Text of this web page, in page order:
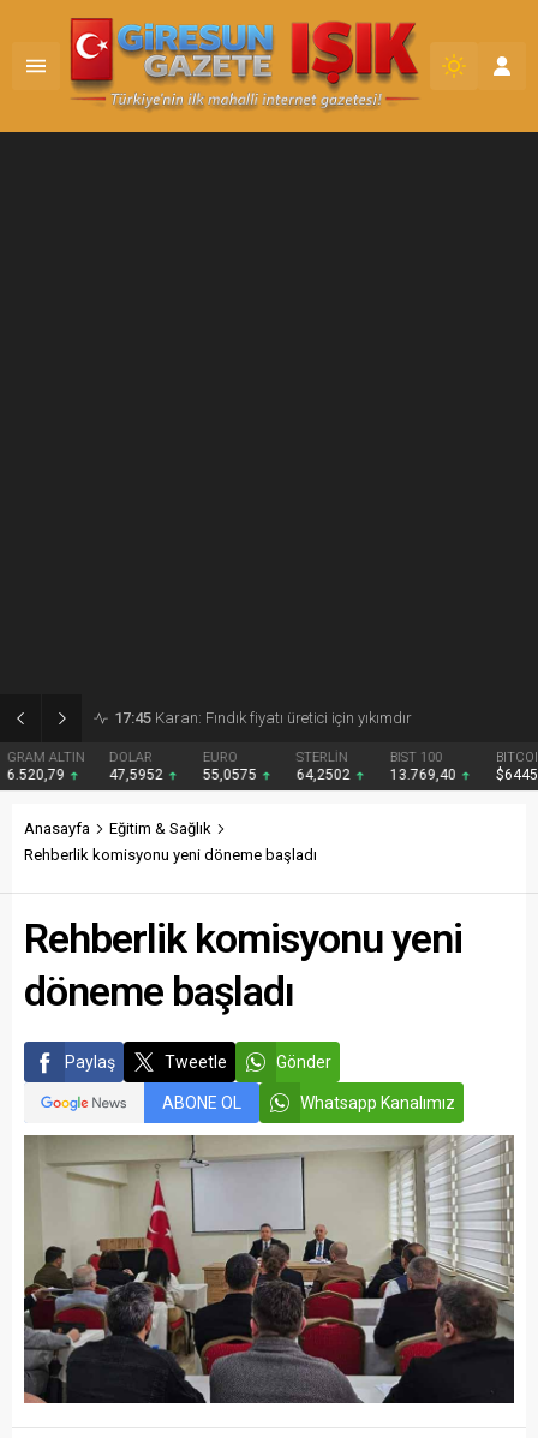
17:31 TMO fındık fiyatını 255 lira olarak açıkladı
DOLAR
47,5952
EURO
55,0575
STERLİN
64,2502
BIST 100
13.769,40
BITCOIN
$64451
Anasayfa
Eğitim & Sağlık
Rehberlik komisyonu yeni döneme başladı
Rehberlik komisyonu yeni
döneme başladı
Paylaş Tweetle Gönder
ABONE OL Whatsapp Kanalımız